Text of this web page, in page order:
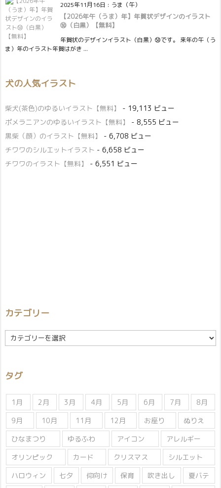
2025年11月16日 : うま（午）
【2026年午（うま）年】年賀状デザインのイラスト
㊿（白黒）【無料】
年賀状のデザインイラスト（白黒）㊿です。 来年の午（う
ま）年のイラスト年賀はがき ...
犬の人気イラスト
柴犬(茶色)のゆるいイラスト【無料】
- 19,113 ビュー
ポメラニアンのゆるいイラスト【無料】
- 8,555 ビュー
黒柴（顔）のイラスト【無料】
- 6,708 ビュー
チワワのシルエットイラスト - 6,658 ビュー
チワワのイラスト【無料】
- 6,551 ビュー
カテゴリー
カ
テ
ー
タグ
1月 2月 3月 4月 5月 6月 7月
8月
9月
10月 11月 12月 お座り
ぬりえ
ひなまつり
ゆるふわ アイコン
アレルギー
オリンピック
カード クリスマス
シルエット
ハロウィン
七夕 仰向け 保育 吹き出し
夏バテ